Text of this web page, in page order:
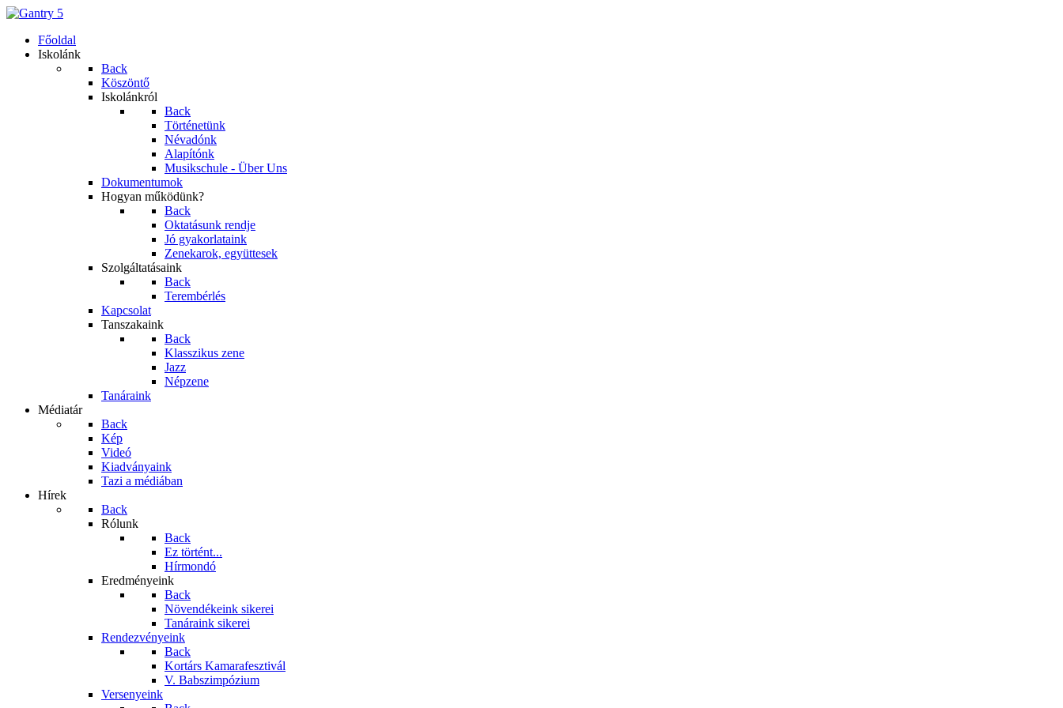
Főoldal
Iskolánk
Back
Köszöntő
Iskolánkról
Back
Történetünk
Névadónk
Alapítónk
Musikschule - Über Uns
Dokumentumok
Hogyan működünk?
Back
Oktatásunk rendje
Jó gyakorlataink
Zenekarok, együttesek
Szolgáltatásaink
Back
Terembérlés
Kapcsolat
Tanszakaink
Back
Klasszikus zene
Jazz
Népzene
Tanáraink
Médiatár
Back
Kép
Videó
Kiadványaink
Tazi a médiában
Hírek
Back
Rólunk
Back
Ez történt...
Hírmondó
Eredményeink
Back
Növendékeink sikerei
Tanáraink sikerei
Rendezvényeink
Back
Kortárs Kamarafesztivál
V. Babszimpózium
Versenyeink